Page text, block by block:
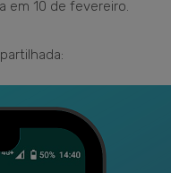
em 10 de fevereiro.